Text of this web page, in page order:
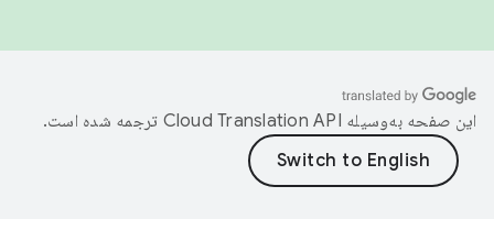
این صفحه به‌وسیله ترجمه شده است.